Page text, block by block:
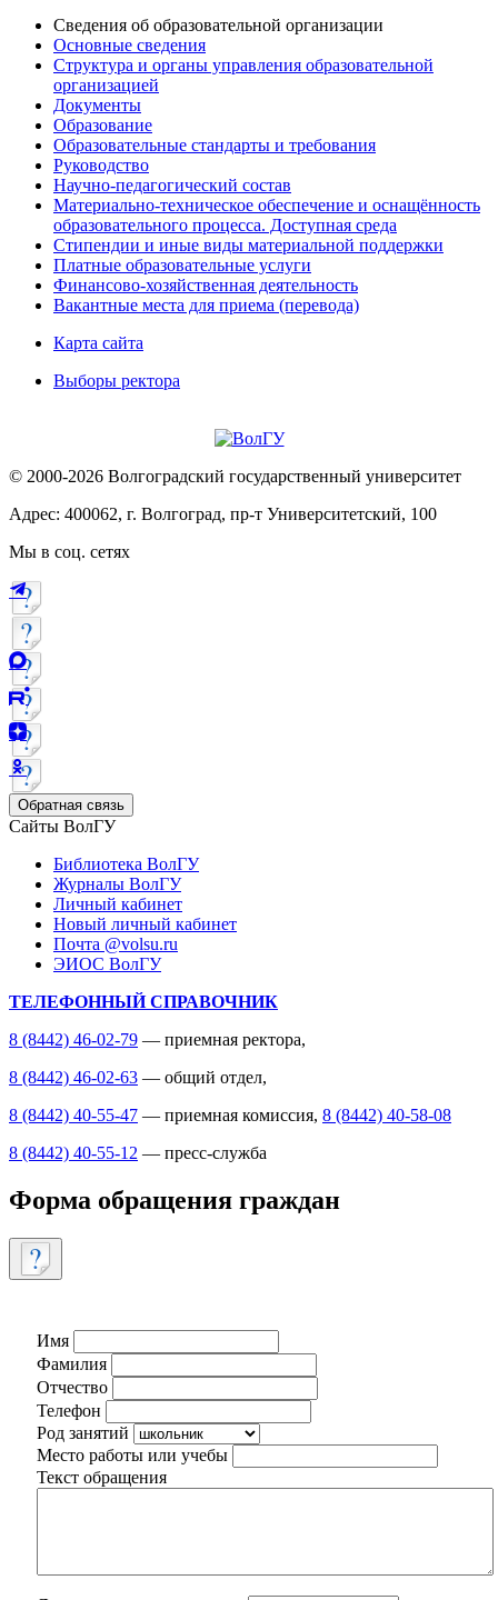
Сведения об образовательной организации
Основные сведения
Структура и органы управления образовательной
организацией
Документы
Образование
Образовательные стандарты и требования
Руководство
Научно-педагогический состав
Материально-техническое обеспечение и оснащённость
образовательного процесса. Доступная среда
Стипендии и иные виды материальной поддержки
Платные образовательные услуги
Финансово-хозяйственная деятельность
Вакантные места для приема (перевода)
Карта сайта
Выборы ректора
© 2000-2026 Волгоградский государственный университет
Адрес: 400062, г. Волгоград, пр-т Университетский, 100
Мы в соц. сетях
Обратная связь
Сайты ВолГУ
Библиотека ВолГУ
Журналы ВолГУ
Личный кабинет
Новый личный кабинет
Почта @volsu.ru
ЭИОС ВолГУ
ТЕЛЕФОННЫЙ СПРАВОЧНИК
8 (8442) 46-02-79 — приемная ректора,
8 (8442) 46-02-63 — общий отдел,
8 (8442) 40-55-47 — приемная комиссия, 8 (8442) 40-58-08
8 (8442) 40-55-12 — пресс-служба
Форма обращения граждан
Имя
Фамилия
Отчество
Телефон
Род занятий
Место работы или учебы
Текст обращения